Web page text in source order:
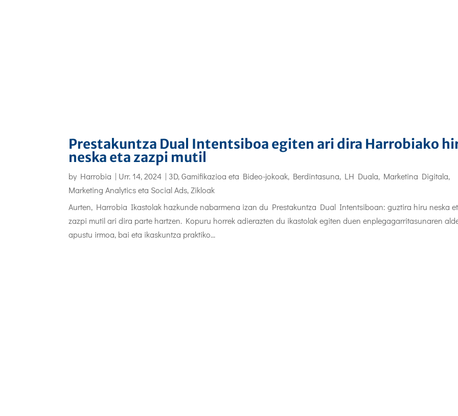
Prestakuntza Dual Intentsiboa egiten ari dira Harrobiako
neska eta zazpi mutil
by Harrobia | Urr. 14, 2024 | 3D, Gamifikazioa eta Bideo-jokoak, Berdintasuna, LH Duala, Marketina Digitala,
Marketing Analytics eta Social Ads,Zikloak
Aurten, Harrobia Ikastolak hazkunde nabarmena izan du Prestakuntza Dual Intentsiboan: guztira hiru neska
zazpi mutil ari dira parte hartzen. Kopuru horrek adierazten du ikastolak egiten duen enplegagarritasunaren
apustu irmoa, bai eta ikaskuntza praktiko...